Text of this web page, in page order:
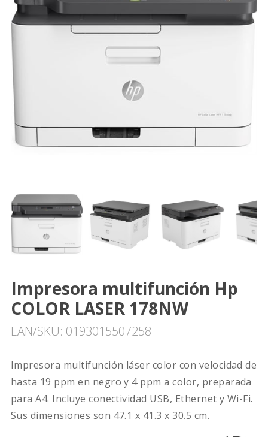
Impresora multifunción Hp
COLOR LASER 178NW
EAN/SKU: 0193015507258
Impresora multifunción láser color con velocidad de
hasta 19 ppm en negro y 4 ppm a color, preparada
para A4. Incluye conectividad USB, Ethernet y Wi-Fi.
Sus dimensiones son 47.1 x 41.3 x 30.5 cm.